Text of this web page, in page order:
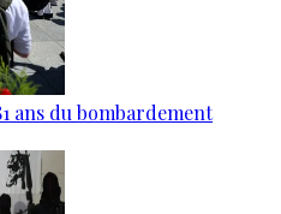
ans du bombardement